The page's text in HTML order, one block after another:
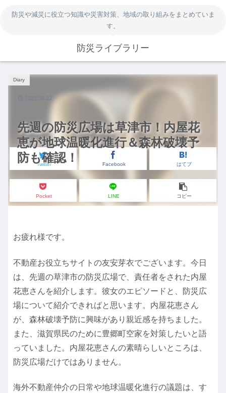
防災や減災に役立つ知識や災害対策、地域の取り組みをまとめていま
す。
防災ライブラリー
先週の防災広場は草津市！内屋花
恵が地球温暖化進行＆森林破壊予
防も確認！
Diary
Twitter Facebook はてブ
Pocket LINE コピー
2022.06.02
お疲れ様です。
不動産お役立ちサイトの友安芽衣でございます。今日
は、先週の草津市の防災広場で、責任者をされた内屋
花恵さんを紹介します。彼女のエピソードと、防災広
場について紹介できればと思います。内屋花恵さん
が、森林破壊予防に興味があり親近感を持ちました。
また、滋賀県民のために豊郷町空家を対策したいと語
っていました。内屋花恵さんの素晴らしいところは、
防災広場だけではありません。
海外不動産仲介の日常や地球温暖化進行の議題は、す